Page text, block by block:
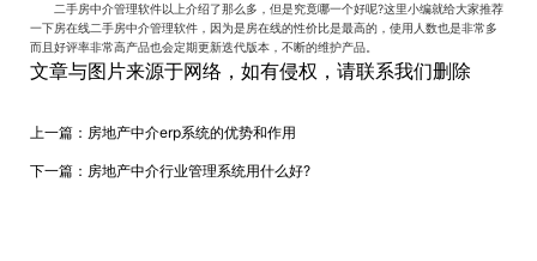
二手房中介管理软件以上介绍了那么多，但是究竟哪一个好呢?这里小编就给大家推荐
一下房在线二手房中介管理软件，因为是房在线的性价比是最高的，使用人数也是非常多
而且好评率非常高产品也会定期更新迭代版本，不断的维护产品。
文章与图片来源于网络，如有侵权，请联系我们删除
上一篇： 房地产中介erp系统的优势和作用
下一篇： 房地产中介行业管理系统用什么好?